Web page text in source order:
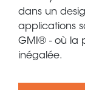
dans un
applications
GMI® - où la
inégalée.